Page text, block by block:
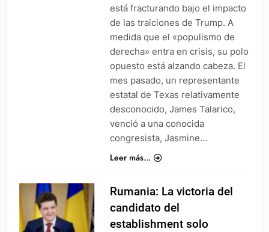
está fracturando bajo el impacto
de las traiciones de Trump. A
medida que el «populismo de
derecha» entra en crisis, su polo
opuesto está alzando cabeza. El
mes pasado, un representante
estatal de Texas relativamente
desconocido, James Talarico,
venció a una conocida
congresista, Jasmine…
Leer más...
Rumania: La victoria del
candidato del
establishment solo